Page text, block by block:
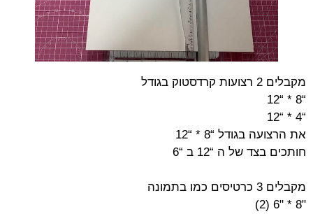
מקבלים 2 רצועות קרדסטוק בגודל
“8 * “12
“4 * “12
את הרצועה בגודל “8 * “12
חותכים בצד של ה “12 ב “6
מקבלים 3 כרטיסים כמו בתמונה
"8 * "6 (2)